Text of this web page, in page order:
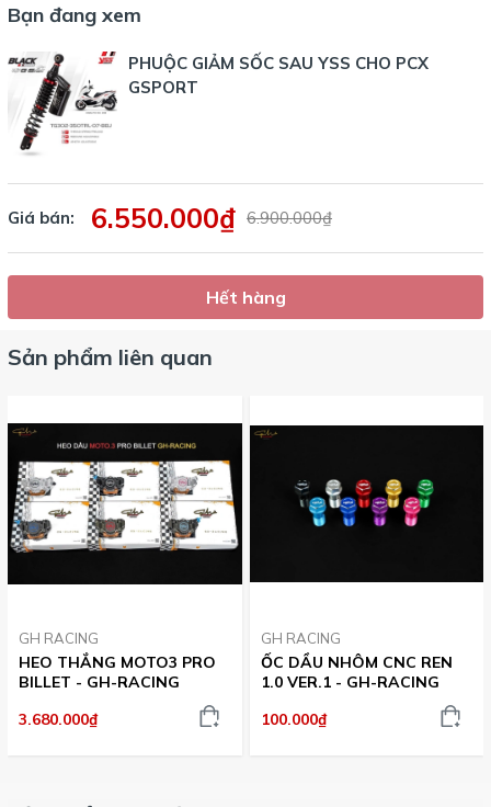
Bạn đang xem
PHUỘC GIẢM SỐC SAU YSS CHO PCX
GSPORT
Giá bán: 6.550.000₫ 6.900.000₫
Hết hàng
Sản phẩm liên quan
GH RACING
HEO THẮNG MOTO3 PRO
BILLET - GH-RACING
3.680.000₫
GH RACING
ỐC DẦU NHÔM CNC REN
1.0 VER.1 - GH-RACING
100.000₫